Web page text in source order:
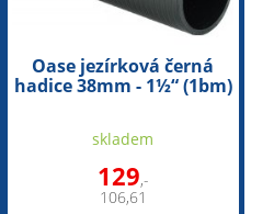
Oase jezírková černá
hadice 38mm - 1½“ (1bm)
skladem
129,-
106,61